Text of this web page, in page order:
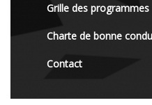
Grille des programmes
Charte de bonne
Contact